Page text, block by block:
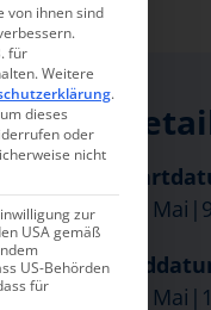
19.
19.
von ihnen sind
für
Weitere
.
dieses
oder
nicht
zur
USA gemäß
US-Behörden
für